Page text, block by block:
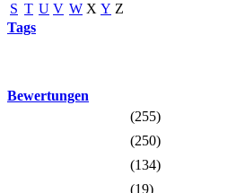
S T U V W X Y Z
Tags
Bewertungen
(255)
(250)
(134)
(19)